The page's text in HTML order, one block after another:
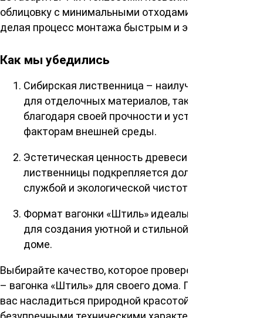
облицовку с минимальными отходами материала,
делая процесс монтажа быстрым и экономичным.
Как мы убедились
Сибирская лиственница – наилучший выбор
для отделочных материалов, таких как вагонка,
благодаря своей прочности и устойчивости к
факторам внешней среды.
Эстетическая ценность древесины
лиственницы подкрепляется долголетней
службой и экологической чистотой материала.
Формат вагонки «Штиль» идеально подходит
для создания уютной и стильной атмосферы в
доме.
Выбирайте качество, которое проверено временем
– вагонка «Штиль» для своего дома. Приглашаем
вас насладиться природной красотой и